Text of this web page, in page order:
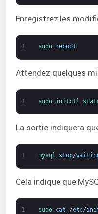
Enregistrez les
1 sudo reboot
Attendez quelques
1 sudo initctl
La sortie indiquera
1 mysql stop/
Cela indique que
1 sudo cat /etc/